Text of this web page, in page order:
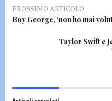
PROSSIMO ARTICOLO
Boy George, ‘non ho mai
Taylor Swift e